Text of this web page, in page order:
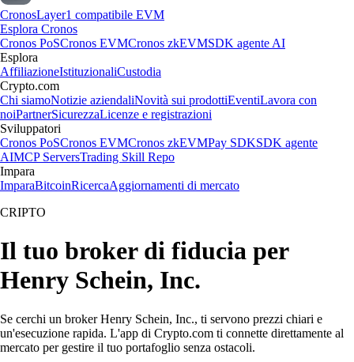
CronosLayer1 compatibile EVM
Esplora Cronos
Cronos PoSCronos EVMCronos zkEVMSDK agente AI
Esplora
AffiliazioneIstituzionaliCustodia
Crypto.com
Chi siamoNotizie aziendaliNovità sui prodottiEventiLavora con
noiPartnerSicurezzaLicenze e registrazioni
Sviluppatori
Cronos PoSCronos EVMCronos zkEVMPay SDKSDK agente
AIMCP ServersTrading Skill Repo
Impara
ImparaBitcoinRicercaAggiornamenti di mercato
CRIPTO
Il tuo broker di fiducia per
Henry Schein, Inc.
Se cerchi un broker Henry Schein, Inc., ti servono prezzi chiari e
un'esecuzione rapida. L'app di Crypto.com ti connette direttamente al
mercato per gestire il tuo portafoglio senza ostacoli.